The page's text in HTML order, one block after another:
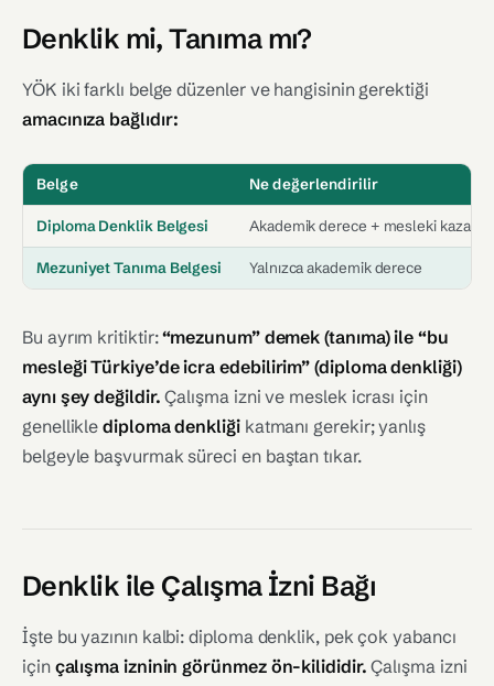
Denklik mi, Tanıma mı?
YÖK iki farklı belge düzenler ve hangisinin gerektiği
amacınıza bağlıdır:
Belge Ne değerlendirilir
Diploma Denklik Belgesi Akademik derece + mesleki
Mezuniyet Tanıma Belgesi Yalnızca akademik derece
Bu ayrım kritiktir:“mezunum” demek (tanıma) ile “bu
mesleği Türkiye’de icra edebilirim” (diploma denkliği)
aynı şey değildir. Çalışma izni ve meslek icrası için
genelliklediploma denkliğikatmanı gerekir; yanlış
belgeyle başvurmak süreci en baştan tıkar.
Denklik ile Çalışma İzni Bağı
İşte bu yazının kalbi: diploma denklik, pek çok yabancı
için çalışma izninin görünmez ön-kilididir. Çalışma izni